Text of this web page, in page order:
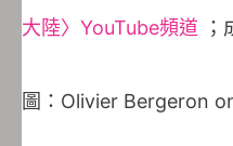
大陸〉YouTube頻道 ；
圖：Olivier Bergeron